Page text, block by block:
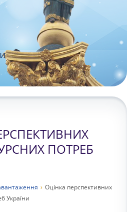
ПОТРЕБ
› Оцінка перспективних
України